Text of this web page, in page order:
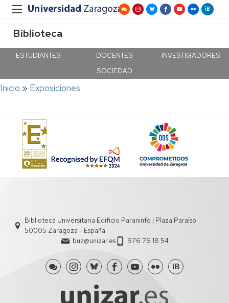
Biblioteca
ESTUDIANTES DOCENTES
INVESTIGADORES
SOCIEDAD
Ruta
Inicio Exposiciones
Biblioteca Universitaria Edificio Paraninfo | Plaza Paraíso
50005 Zaragoza - España
buz@unizar.es
976 76 18 54